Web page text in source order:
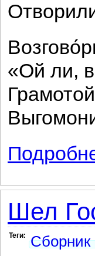
«Ой ли,
Шел
Теги: Сборник